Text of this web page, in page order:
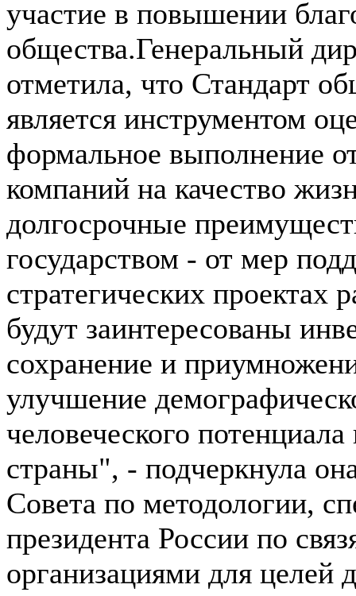
участие в повышении
общества.Генеральный
отметила, что Стандарт
является инструментом
формальное выполнение
компаний на качество
долгосрочные
государством - от мер
стратегических проектах
будут заинтересованы
сохранение и
улучшение
человеческого
страны", - подчеркнула
Совета по методологии,
президента России по
организациями для целей